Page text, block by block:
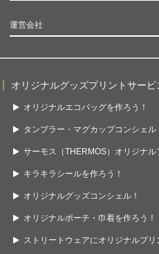
運営会社
オリジナルグッズプリントサービ
オリジナルエコバッグを作ろう！
タンブラー・マグカップコンシェル
サーモス（THERMOS）オリジナル
キラキラシールを作ろう！
オリジナルグッズコンシェル！
オリジナルポーチ・巾着を作ろう！
ストリートウェアにオリジナルプリ